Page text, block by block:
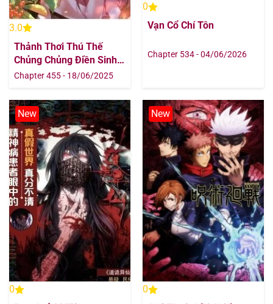
3.0
Thảnh Thơi Thú Thế
Chủng Chủng Điền Sinh
Sinh Tể
Chapter 455 - 18/06/2025
0
Vạn Cổ Chí Tôn
Chapter 534 - 04/06/2026
New
0
New
0